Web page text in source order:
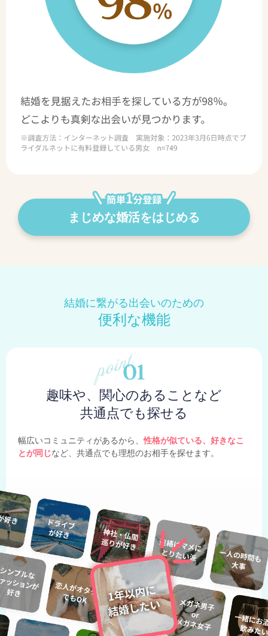
まじめな婚活をはじめる
結婚に繋がる出会いのための
便利な機能
趣味や、関心のあることなど
共通点でも探せる
幅広いコミュニティがあるから、性格が似ている、好きなこ
とが同じなど、共通点でも理想のお相手を探せます。